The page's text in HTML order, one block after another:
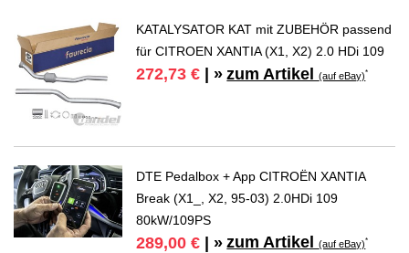
KATALYSATOR KAT mit ZUBEHÖR passend
für CITROEN XANTIA (X1, X2) 2.0 HDi 109
272,73 € | » zum Artikel(auf eBay)*
DTE Pedalbox + App CITROËN XANTIA
Break (X1_, X2, 95-03) 2.0HDi 109
80kW/109PS
289,00 € | » zum Artikel(auf eBay)*